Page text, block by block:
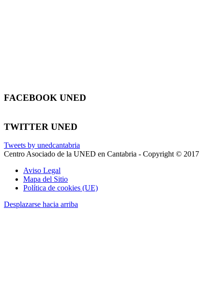
FACEBOOK UNED
TWITTER UNED
Tweets by unedcantabria
Centro Asociado de la UNED en Cantabria - Copyright © 2017
Aviso Legal
Mapa del Sitio
Política de cookies (UE)
Desplazarse hacia arriba